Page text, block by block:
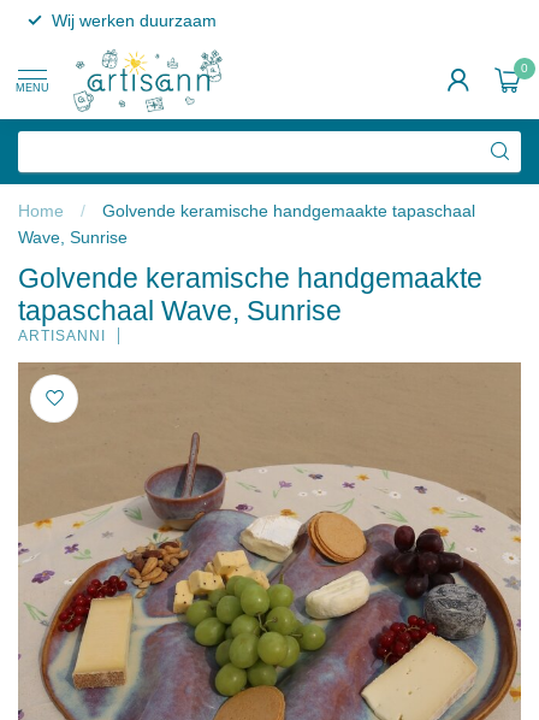
Wij werken duurzaam
MENU
0
Home /
Golvende keramische handgemaakte tapaschaal
Wave, Sunrise
Golvende keramische handgemaakte
tapaschaal Wave, Sunrise
ARTISANNI